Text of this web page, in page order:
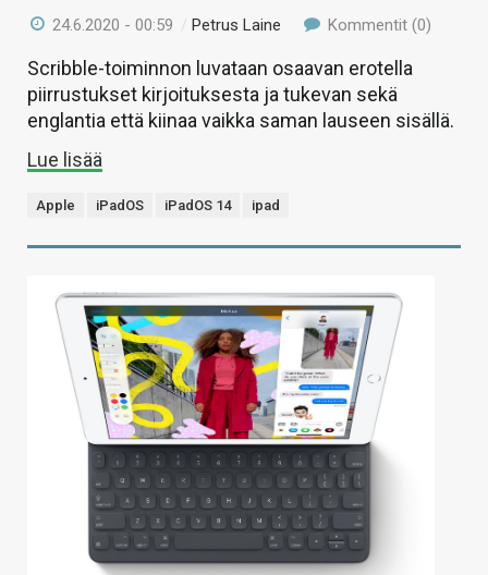
24.6.2020 - 00:59 /Petrus Laine Kommentit (0)
Scribble-toiminnon luvataan osaavan erotella
piirrustukset kirjoituksesta ja tukevan sekä
englantia että kiinaa vaikka saman lauseen sisällä.
Lue lisää
Apple iPadOS iPadOS 14 ipad